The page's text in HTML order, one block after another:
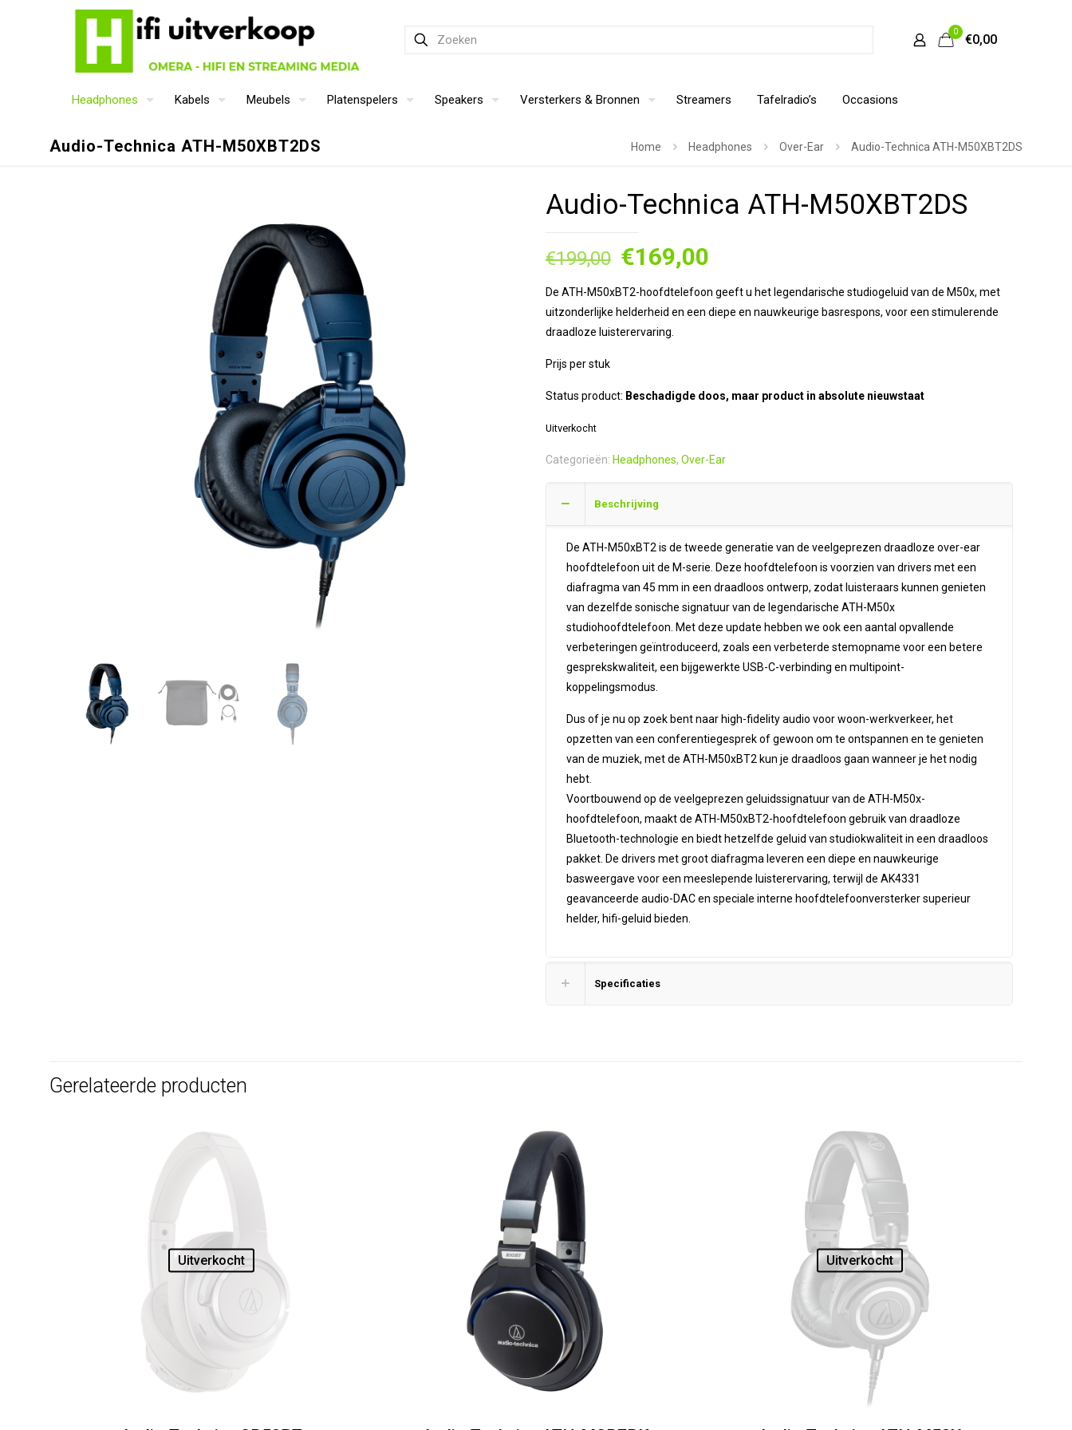
0
€0,00
Headphones Kabels Meubels Platenspelers Speakers Versterkers & Bronnen Streamers Tafelradio’s Occasions
Audio-Technica ATH-M50XBT2DS Home Headphones Over-Ear Audio-Technica ATH-M50XBT2DS
Audio-Technica ATH-M50XBT2DS
€199,00 Oorspronkelijke
prijs
was:
€199,00.
€169,00
prijs
is:
€169,00.
De ATH-M50xBT2-hoofdtelefoon geeft u het legendarische studiogeluid van de M50x, met
uitzonderlijke helderheid en een diepe en nauwkeurige basrespons, voor een stimulerende
draadloze luisterervaring.
Prijs per stuk
Status product: Beschadigde doos, maar product in absolute nieuwstaat
Uitverkocht
Categorieën: Headphones, Over-Ear
Beschrijving
De ATH-M50xBT2 is de tweede generatie van de veelgeprezen draadloze over-ear
hoofdtelefoon uit de M-serie. Deze hoofdtelefoon is voorzien van drivers met een
diafragma van 45 mm in een draadloos ontwerp, zodat luisteraars kunnen genieten
van dezelfde sonische signatuur van de legendarische ATH-M50x
studiohoofdtelefoon. Met deze update hebben we ook een aantal opvallende
verbeteringen geïntroduceerd, zoals een verbeterde stemopname voor een betere
gesprekskwaliteit, een bijgewerkte USB-C-verbinding en multipoint-
koppelingsmodus.
Dus of je nu op zoek bent naar high-fidelity audio voor woon-werkverkeer, het
opzetten van een conferentiegesprek of gewoon om te ontspannen en te genieten
van de muziek, met de ATH-M50xBT2 kun je draadloos gaan wanneer je het nodig
hebt.
Voortbouwend op de veelgeprezen geluidssignatuur van de ATH-M50x-
hoofdtelefoon, maakt de ATH-M50xBT2-hoofdtelefoon gebruik van draadloze
Bluetooth-technologie en biedt hetzelfde geluid van studiokwaliteit in een draadloos
pakket. De drivers met groot diafragma leveren een diepe en nauwkeurige
basweergave voor een meeslepende luisterervaring, terwijl de AK4331
geavanceerde audio-DAC en speciale interne hoofdtelefoonversterker superieur
helder, hifi-geluid bieden.
Specificaties
Gerelateerde producten
Uitverkocht Uitverkocht